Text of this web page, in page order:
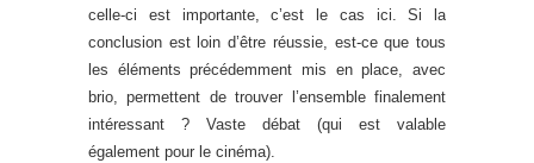
celle-ci est importante, c’est le cas ici. Si la
conclusion est loin d’être réussie, est-ce que tous
les éléments précédemment mis en place, avec
brio, permettent de trouver l’ensemble finalement
intéressant ? Vaste débat (qui est valable
également pour le cinéma).